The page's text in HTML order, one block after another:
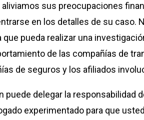
aliviamos sus preocupaciones
en los detalles de su caso.
que pueda realizar una
de las compañías de
de seguros y los afiliados
puede delegar la responsabilidad
experimentado para que